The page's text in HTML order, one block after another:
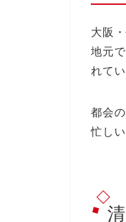
大阪
地元
れてい
都会
忙し